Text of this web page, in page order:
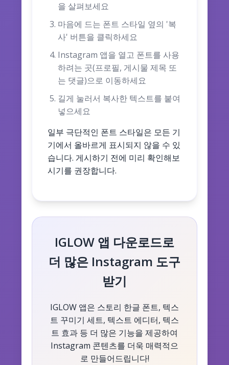
을 살펴보세요
마음에 드는 폰트 스타일 옆의 '복
사' 버튼을 클릭하세요
Instagram 앱을 열고 폰트를 사용
하려는 곳(프로필, 게시물 제목 또
는 댓글)으로 이동하세요
길게 눌러서 복사한 텍스트를 붙여
넣으세요
일부 극단적인 폰트 스타일은 모든 기
기에서 올바르게 표시되지 않을 수 있
습니다. 게시하기 전에 미리 확인해보
시기를 권장합니다.
IGLOW 앱 다운로드로
더 많은 Instagram 도구
받기
IGLOW 앱은 스토리 한글 폰트, 텍스
트 꾸미기 세트, 텍스트 에디터, 텍스
트 효과 등 더 많은 기능을 제공하여
Instagram 콘텐츠를 더욱 매력적으
로 만들어드립니다!